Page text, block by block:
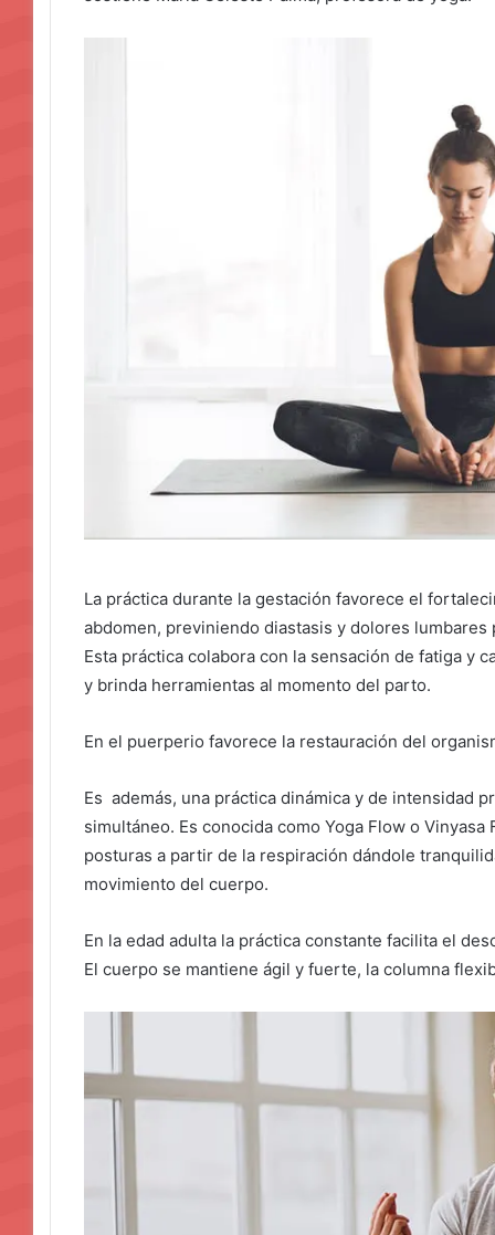
La práctica durante la gestación favorece el
abdomen, previniendo diastasis y dolores
Esta práctica colabora con la sensación de fatiga y
y brinda herramientas al momento del parto.
En el puerperio favorece la restauración del
Es además, una práctica dinámica y de intensidad
simultáneo. Es conocida como Yoga Flow o
posturas a partir de la respiración dándole
movimiento del cuerpo.
En la edad adulta la práctica constante facilita el
El cuerpo se mantiene ágil y fuerte, la columna